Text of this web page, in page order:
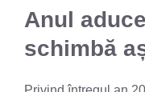
Anul
schimbă